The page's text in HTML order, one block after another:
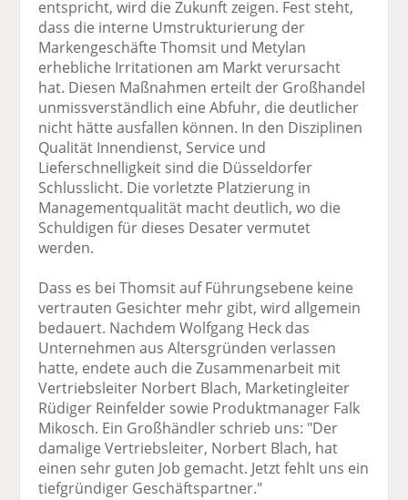
entspricht, wird die Zukunft zeigen. Fest steht,
dass die interne Umstrukturierung der
Markengeschäfte Thomsit und Metylan
erhebliche Irritationen am Markt verursacht
hat. Diesen Maßnahmen erteilt der Großhandel
unmissverständlich eine Abfuhr, die deutlicher
nicht hätte ausfallen können. In den Disziplinen
Qualität Innendienst, Service und
Lieferschnelligkeit sind die Düsseldorfer
Schlusslicht. Die vorletzte Platzierung in
Managementqualität macht deutlich, wo die
Schuldigen für dieses Desater vermutet
werden.
Dass es bei Thomsit auf Führungsebene keine
vertrauten Gesichter mehr gibt, wird allgemein
bedauert. Nachdem Wolfgang Heck das
Unternehmen aus Altersgründen verlassen
hatte, endete auch die Zusammenarbeit mit
Vertriebsleiter Norbert Blach, Marketingleiter
Rüdiger Reinfelder sowie Produktmanager Falk
Mikosch. Ein Großhändler schrieb uns: "Der
damalige Vertriebsleiter, Norbert Blach, hat
einen sehr guten Job gemacht. Jetzt fehlt uns ein
tiefgründiger Geschäftspartner."